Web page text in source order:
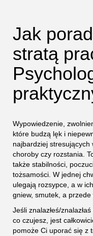
Jak
stratą
Wypowiedzenie,
które budzą lęk i
najbardziej
choroby czy rozstania.
także stabilności,
tożsamości. W jednej
ulegają rozsypce, a w
gniew, smutek, a przede
Jeśli znalazłeś/
co czujesz, jest
pomoże Ci uporać się z